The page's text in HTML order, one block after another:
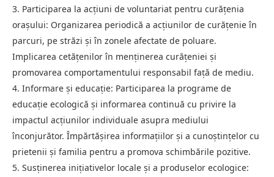
3. Participarea la acțiuni de voluntariat pentru curățenia
orașului: Organizarea periodică a acțiunilor de curățenie în
parcuri, pe străzi și în zonele afectate de poluare.
Implicarea cetățenilor în menținerea curățeniei și
promovarea comportamentului responsabil față de mediu.
4. Informare și educație: Participarea la programe de
educație ecologică și informarea continuă cu privire la
impactul acțiunilor individuale asupra mediului
înconjurător. Împărtășirea informațiilor și a cunoștințelor cu
prietenii și familia pentru a promova schimbările pozitive.
5. Susținerea inițiativelor locale și a produselor ecologice: